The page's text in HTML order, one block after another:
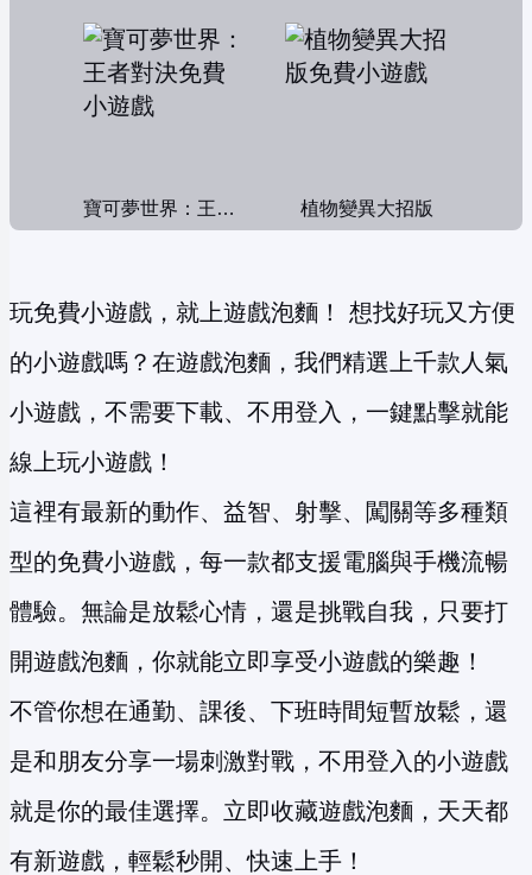
寶可夢世界：王者對決 植物變異大招版
玩免費小遊戲，就上遊戲泡麵！ 想找好玩又方便
的小遊戲嗎？在遊戲泡麵，我們精選上千款人氣
小遊戲，不需要下載、不用登入，一鍵點擊就能
線上玩小遊戲！
這裡有最新的動作、益智、射擊、闖關等多種類
型的免費小遊戲，每一款都支援電腦與手機流暢
體驗。無論是放鬆心情，還是挑戰自我，只要打
開遊戲泡麵，你就能立即享受小遊戲的樂趣！
不管你想在通勤、課後、下班時間短暫放鬆，還
是和朋友分享一場刺激對戰，不用登入的小遊戲
就是你的最佳選擇。立即收藏遊戲泡麵，天天都
有新遊戲，輕鬆秒開、快速上手！